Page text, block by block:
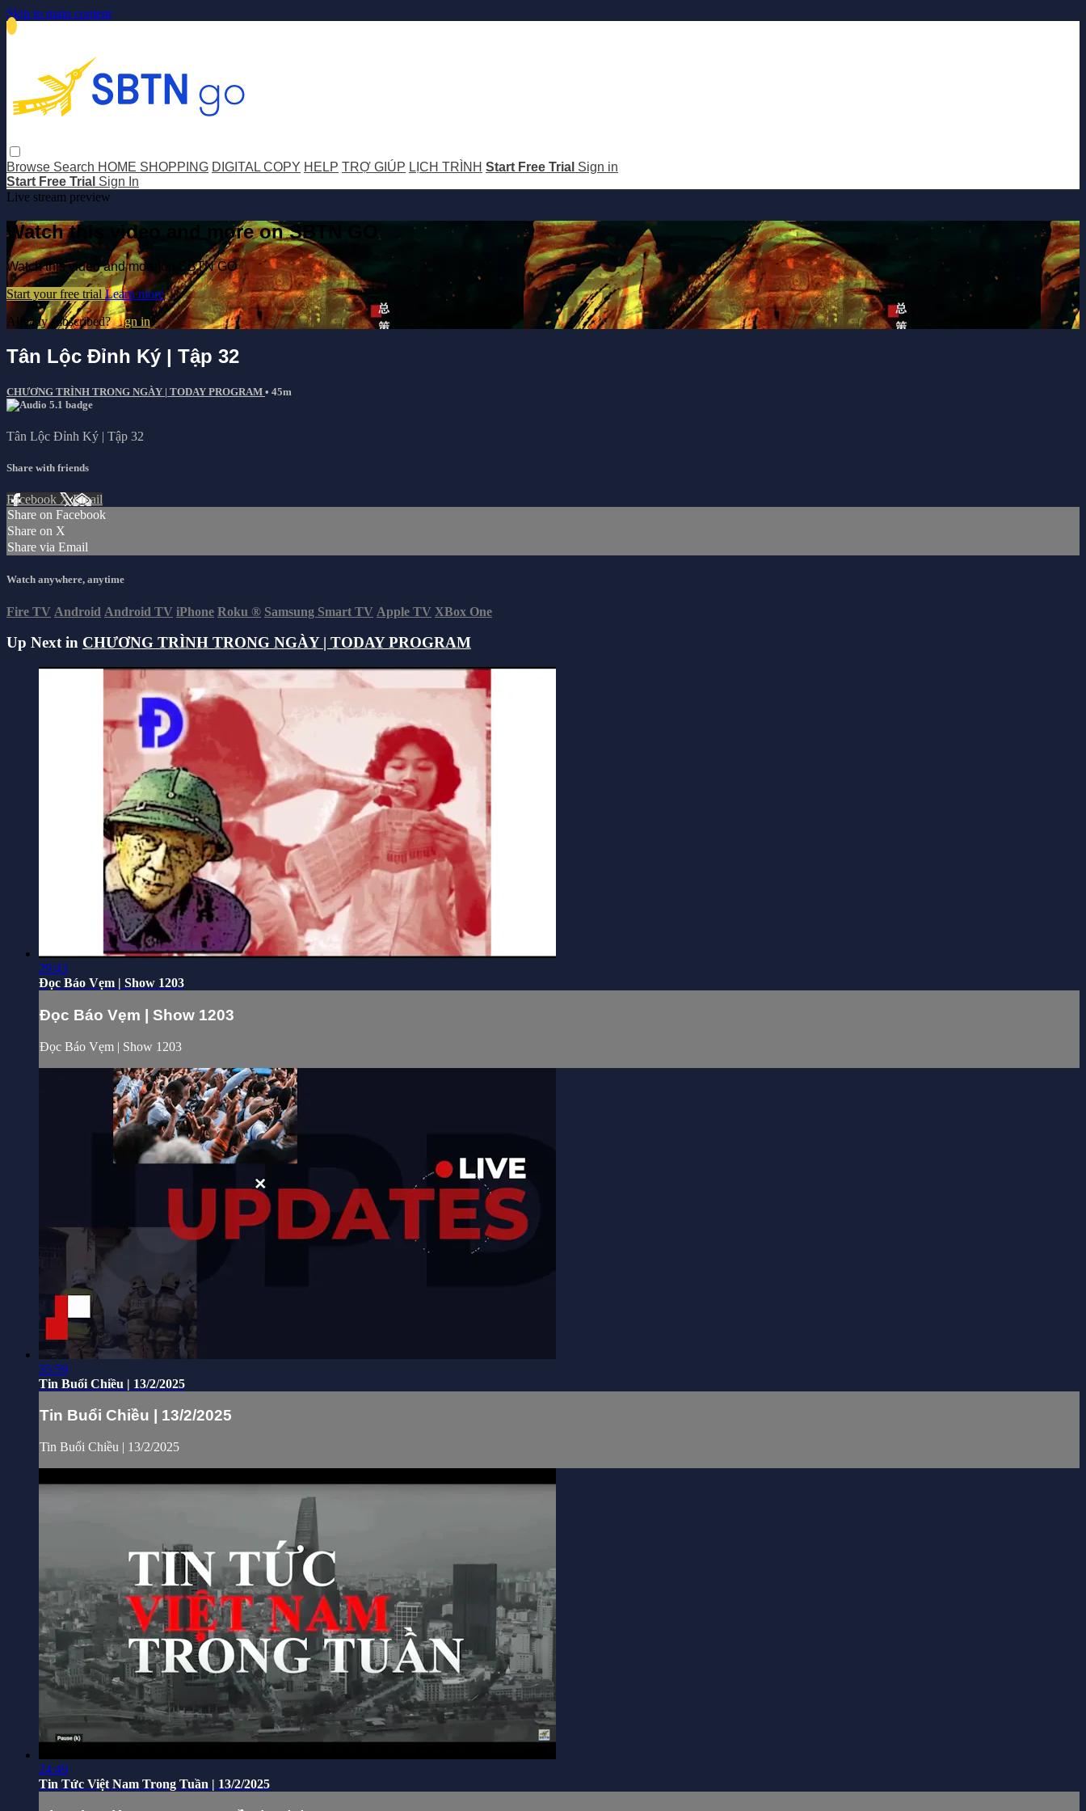
Skip to main content
Browse Search HOME SHOPPING DIGITAL COPY HELP TRỢ GIÚP LỊCH TRÌNH Start Free Trial Sign in
Start Free Trial Sign In
Live stream preview
Watch this video and more on SBTN GO
Watch this video and more on SBTN GO
Start your free trial Learn more
Already subscribed?Sign in
Tân Lộc Đỉnh Ký | Tập 32
CHƯƠNG TRÌNH TRONG NGÀY | TODAY PROGRAM • 45m
Tân Lộc Đỉnh Ký | Tập 32
Share with friends
Facebook XEmail
Share on Facebook
Share on X
Share via Email
Watch anywhere, anytime
Fire TV Android Android TV iPhone Roku ® Samsung Smart TV Apple TV XBox One
Up Next in CHƯƠNG TRÌNH TRONG NGÀY | TODAY PROGRAM
29:43
Đọc Báo Vẹm | Show 1203
Đọc Báo Vẹm | Show 1203
Đọc Báo Vẹm | Show 1203
35:59
Tin Buổi Chiều | 13/2/2025
Tin Buổi Chiều | 13/2/2025
Tin Buổi Chiều | 13/2/2025
24:49
Tin Tức Việt Nam Trong Tuần | 13/2/2025